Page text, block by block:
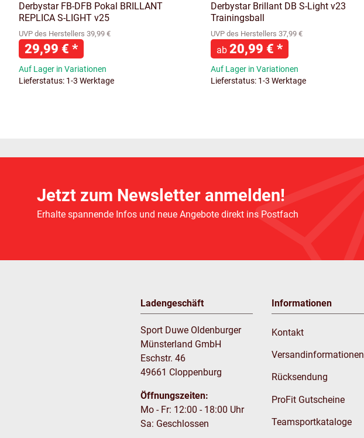
Derbystar FB-DFB Pokal BRILLANT
REPLICA S-LIGHT v25
UVP des Herstellers 39,99 €
29,99 € *
Auf Lager in Variationen
Lieferstatus: 1-3 Werktage
Derbystar Brillant DB S-Light v23
Trainingsball
UVP des Herstellers 37,99 €
ab 20,99 € *
Auf Lager in Variationen
Lieferstatus: 1-3 Werktage
Jetzt zum Newsletter anmelden!
Erhalte spannende Infos und neue Angebote direkt ins Postfach
Ladengeschäft
Sport Duwe Oldenburger
Münsterland GmbH
Eschstr. 46
49661 Cloppenburg
Öffnungszeiten:
Mo - Fr: 12:00 - 18:00 Uhr
Sa: Geschlossen
Informationen
Kontakt
Versandinformationen
Rücksendung
ProFit Gutscheine
Teamsportkataloge